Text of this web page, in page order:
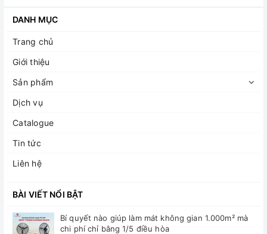
DANH MỤC
Trang chủ
Giới thiệu
Sản phẩm
Dịch vụ
Catalogue
Tin tức
Liên hệ
BÀI VIẾT NỔI BẬT
Bí quyết nào giúp làm mát không gian 1.000m² mà
chi phí chỉ bằng 1/5 điều hòa